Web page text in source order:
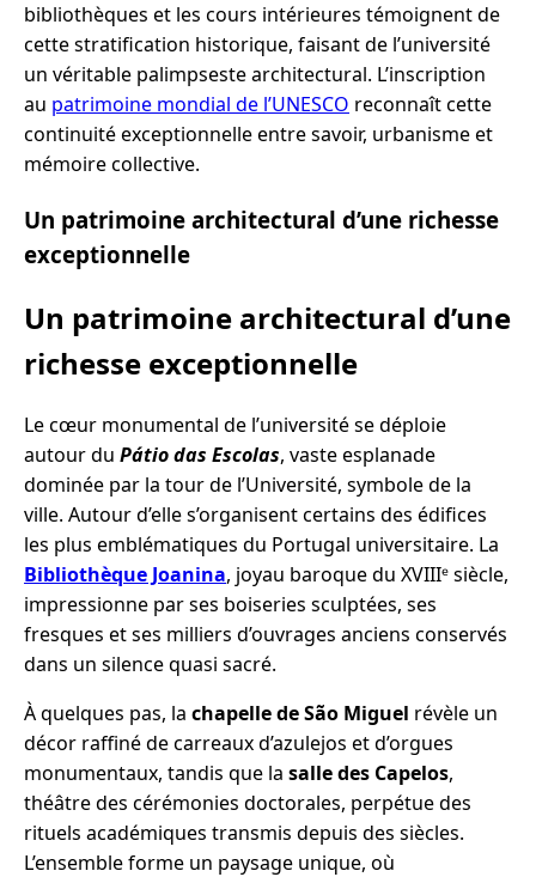
bibliothèques et les cours intérieures témoignent de
cette stratification historique, faisant de l’université
un véritable palimpseste architectural. L’inscription
au patrimoine mondial de l’UNESCO reconnaît cette
continuité exceptionnelle entre savoir, urbanisme et
mémoire collective.
Un patrimoine architectural d’une richesse
exceptionnelle
Un patrimoine architectural d’une
richesse exceptionnelle
Le cœur monumental de l’université se déploie
autour du Pátio das Escolas, vaste esplanade
dominée par la tour de l’Université, symbole de la
ville. Autour d’elle s’organisent certains des édifices
les plus emblématiques du Portugal universitaire. La
Bibliothèque Joanina, joyau baroque du XVIIIᵉ siècle,
impressionne par ses boiseries sculptées, ses
fresques et ses milliers d’ouvrages anciens conservés
dans un silence quasi sacré.
À quelques pas, la chapelle de São Miguel révèle un
décor raffiné de carreaux d’azulejos et d’orgues
monumentaux, tandis que la salle des Capelos,
théâtre des cérémonies doctorales, perpétue des
rituels académiques transmis depuis des siècles.
L’ensemble forme un paysage unique, où